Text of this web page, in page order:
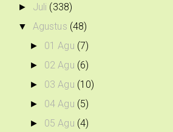
► Juli (338)
▼ Agustus (48)
► 01 Agu (7)
► 02 Agu (6)
► 03 Agu (10)
► 04 Agu (5)
► 05 Agu (4)